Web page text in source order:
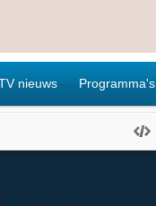
nieuws Programma's